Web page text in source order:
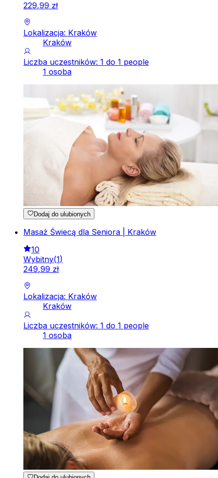
229,99 zł
Lokalizacja: Kraków
Kraków
Liczba uczestników: 1 do 1 people
1 osoba
Dodaj do ulubionych
Masaż Świecą dla Seniora | Kraków
10
Wybitny(1)
249,99 zł
Lokalizacja: Kraków
Kraków
Liczba uczestników: 1 do 1 people
1 osoba